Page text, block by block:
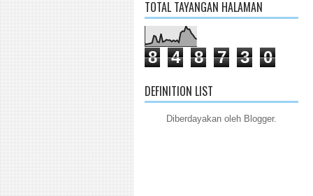
TOTAL TAYANGAN HALAMAN
8 4 8 7 3 0
DEFINITION LIST
Diberdayakan oleh Blogger.